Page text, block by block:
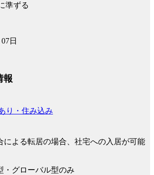
準ずる
日
報
り・住み込み
による転居の場合、社宅への入居が可能
・グローバル型のみ